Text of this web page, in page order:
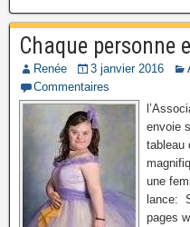
Chaque personne
Renée 3 janvier 2016
Commentaires
envoie
tableau
une
lance:
pages